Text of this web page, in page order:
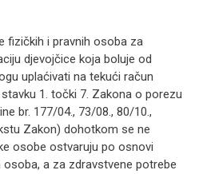
fizičkih i pravnih osoba za
djevojčice koja boluje od
uplaćivati na tekući račun
1. točki 7. Zakona o porezu
br. 177/04., 73/08., 80/10.,
Zakon) dohotkom se ne
osobe ostvaruju po osnovi
a za zdravstvene potrebe